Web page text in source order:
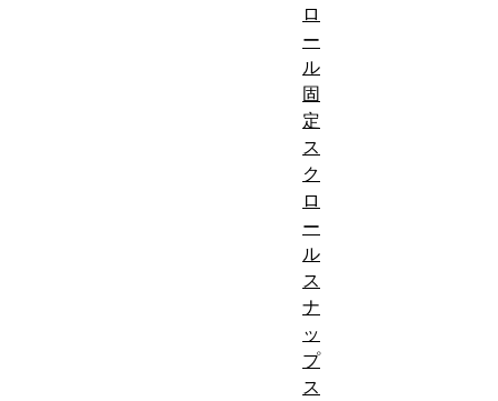
ロ
ー
ル
固
定
ス
ク
ロ
ー
ル
ス
ナ
ッ
プ
ス